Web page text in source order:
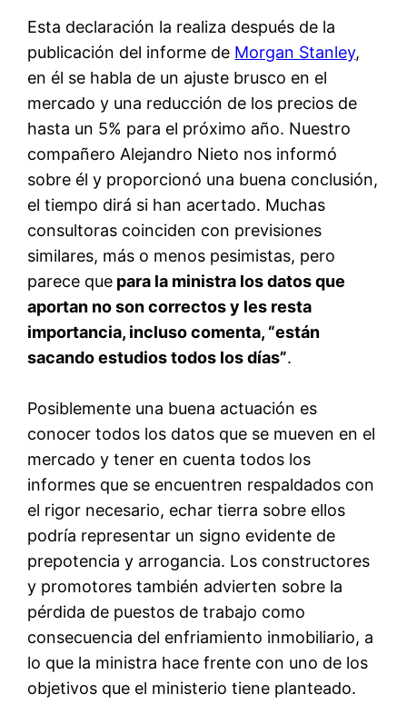
Esta declaración la realiza después de la
publicación del informe de Morgan Stanley,
en él se habla de un ajuste brusco en el
mercado y una reducción de los precios de
hasta un 5% para el próximo año. Nuestro
compañero Alejandro Nieto nos informó
sobre él y proporcionó una buena conclusión,
el tiempo dirá si han acertado. Muchas
consultoras coinciden con previsiones
similares, más o menos pesimistas, pero
parece que para la ministra los datos que
aportan no son correctos y les resta
importancia, incluso comenta, “están
sacando estudios todos los días”.
Posiblemente una buena actuación es
conocer todos los datos que se mueven en el
mercado y tener en cuenta todos los
informes que se encuentren respaldados con
el rigor necesario, echar tierra sobre ellos
podría representar un signo evidente de
prepotencia y arrogancia. Los constructores
y promotores también advierten sobre la
pérdida de puestos de trabajo como
consecuencia del enfriamiento inmobiliario, a
lo que la ministra hace frente con uno de los
objetivos que el ministerio tiene planteado.